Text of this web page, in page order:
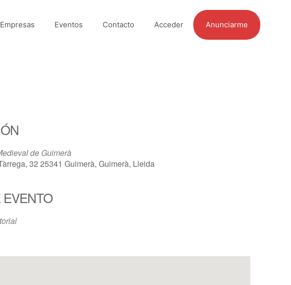
Empresas Eventos Contacto Acceder Anunciarme
de Guimerà
32 25341 Guimerà, Guimerà, Lleida